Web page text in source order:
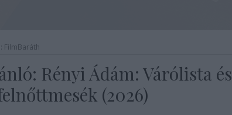
FilmBaráth
Rényi Ádám: Várólista és
(2026)